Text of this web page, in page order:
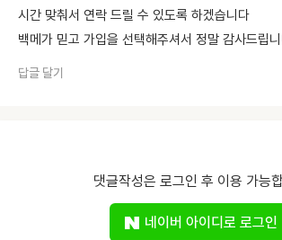
시간 맞춰서 연락 드릴 수 있도록 하겠습니다
백메가 믿고 가입을 선택해주셔서 정말 감사드립
답글 달기
댓글작성은 로그인 후 이용 가능
네이버 아이디로 로그인